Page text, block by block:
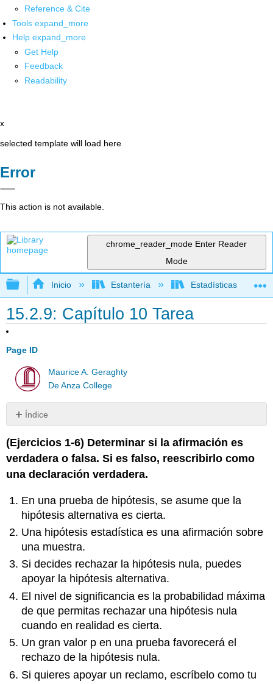
Reference & Cite
Tools expand_more
Help expand_more
Get Help
Feedback
Readability
x
selected template will load here
Error
This action is not available.
chrome_reader_mode Enter Reader
Mode
Expandir/contraer jerarquía global
Inicio Estantería Estadísticas
15.2.9: Capítulo 10 Tarea
Page ID
Maurice A. Geraghty
De Anza College
Índice
Sin
(Ejercicios 1‐6) Determinar si la afirmación es
verdadera o falsa. Si es falso, reescribirlo como
una declaración verdadera.
En una prueba de hipótesis, se asume que la
hipótesis alternativa es cierta.
Una hipótesis estadística es una afirmación sobre
una muestra.
Si decides rechazar la hipótesis nula, puedes
apoyar la hipótesis alternativa.
El nivel de significancia es la probabilidad máxima
de que permitas rechazar una hipótesis nula
cuando en realidad es cierta.
Un gran valor p en una prueba favorecerá el
rechazo de la hipótesis nula.
Si quieres apoyar un reclamo, escríbelo como tu